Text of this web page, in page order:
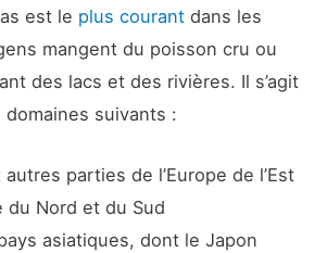
est le plus courant dans les
mangent du poisson cru ou
des lacs et des rivières. Il s’agit
suivants :
parties de l’Europe de l’Est
du Nord et du Sud
asiatiques, dont le Japon